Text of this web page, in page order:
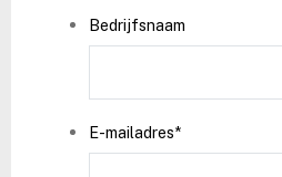
Bedrijfsnaam
E-mailadres*